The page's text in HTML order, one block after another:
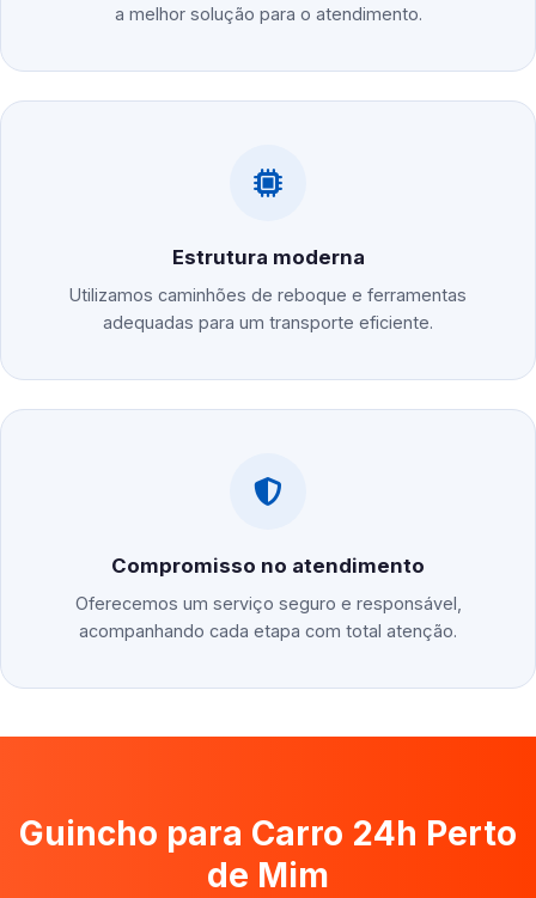
a melhor solução para o atendimento.
Estrutura moderna
Utilizamos caminhões de reboque e ferramentas
adequadas para um transporte eficiente.
Compromisso no atendimento
Oferecemos um serviço seguro e responsável,
acompanhando cada etapa com total atenção.
Guincho para Carro 24h Perto
de Mim